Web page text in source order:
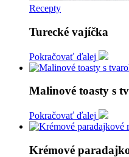
Recepty
Turecké vajíčka
Pokračovať ďalej
Malinové toasty s
Pokračovať ďalej
Krémové